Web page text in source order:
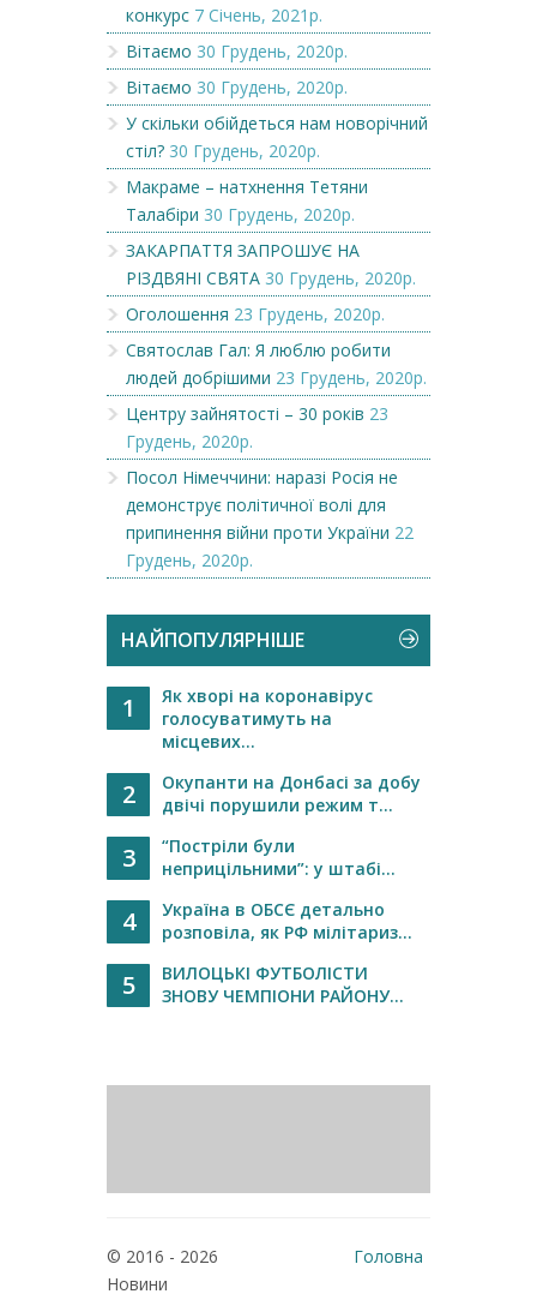
конкурс 7 Січень, 2021р.
Вітаємо 30 Грудень, 2020р.
Вітаємо 30 Грудень, 2020р.
У скільки обійдеться нам новорічний
стіл? 30 Грудень, 2020р.
Макраме – натхнення Тетяни
Талабіри 30 Грудень, 2020р.
ЗАКАРПАТТЯ ЗАПРОШУЄ НА
РІЗДВЯНІ СВЯТА 30 Грудень, 2020р.
Оголошення 23 Грудень, 2020р.
Святослав Гал: Я люблю робити
людей добрішими 23 Грудень, 2020р.
Центру зайнятості – 30 років 23
Грудень, 2020р.
Посол Німеччини: наразі Росія не
демонструє політичної волі для
припинення війни проти України 22
Грудень, 2020р.
НАЙПОПУЛЯРНІШЕ
1
Як хворі на коронавірус
голосуватимуть на
місцевих...
2
Окупанти на Донбасі за добу
двічі порушили режим т...
3
“Постріли були
неприцільними”: у штабі...
4
Україна в ОБСЄ детально
розповіла, як РФ мілітариз...
5
ВИЛОЦЬКІ ФУТБОЛІСТИ
ЗНОВУ ЧЕМПІОНИ РАЙОНУ...
© 2016 - 2026
Новини
Головна